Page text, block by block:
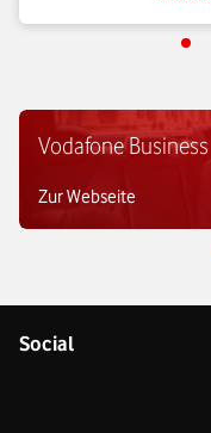
agil skalieren lassen.
Vodafone Business
Zur Webseite
Social